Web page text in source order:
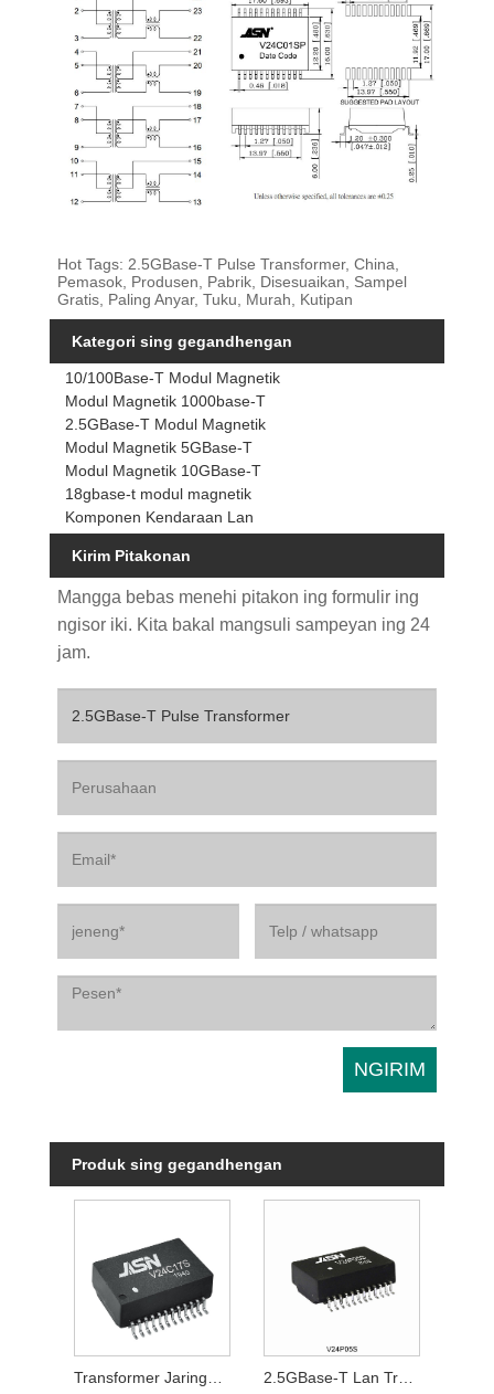
Hot Tags: 2.5GBase-T Pulse Transformer, China,
Pemasok, Produsen, Pabrik, Disesuaikan, Sampel
Gratis, Paling Anyar, Tuku, Murah, Kutipan
Kategori sing gegandhengan
10/100Base-T Modul Magnetik
Modul Magnetik 1000base-T
2.5GBase-T Modul Magnetik
Modul Magnetik 5GBase-T
Modul Magnetik 10GBase-T
18gbase-t modul magnetik
Komponen Kendaraan Lan
Kirim Pitakonan
Mangga bebas menehi pitakon ing formulir ing
ngisor iki. Kita bakal mangsuli sampeyan ing 24
jam.
Produk sing gegandhengan
2.5GBase-T Lan Transformer